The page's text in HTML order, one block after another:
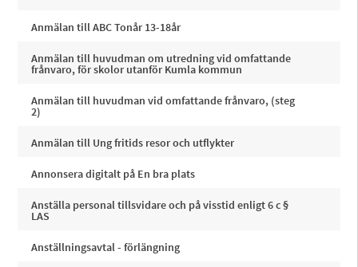
Anmälan till ABC Tonår 13-18år
Anmälan till huvudman om utredning vid omfattande
frånvaro, för skolor utanför Kumla kommun
Anmälan till huvudman vid omfattande frånvaro, (steg
2)
Anmälan till Ung fritids resor och utflykter
Annonsera digitalt på En bra plats
Anställa personal tillsvidare och på visstid enligt 6 c §
LAS
Anställningsavtal - förlängning